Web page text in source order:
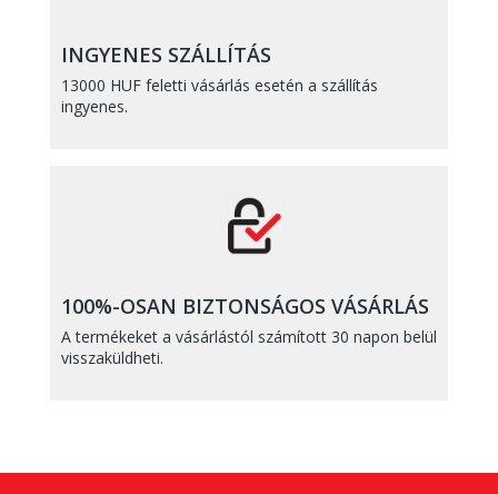
INGYENES SZÁLLÍTÁS
13000 HUF feletti vásárlás esetén a szállítás
ingyenes.
100%-OSAN BIZTONSÁGOS VÁSÁRLÁS
A termékeket a vásárlástól számított 30 napon belül
visszaküldheti.